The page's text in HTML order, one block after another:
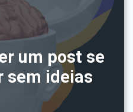
um post se
sem ideias